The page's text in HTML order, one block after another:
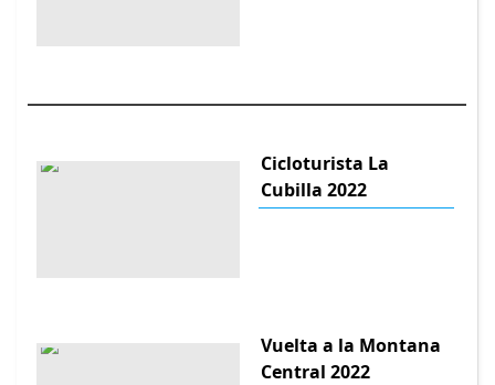
Cicloturista La
Cubilla 2022
Vuelta a la Montana
Central 2022